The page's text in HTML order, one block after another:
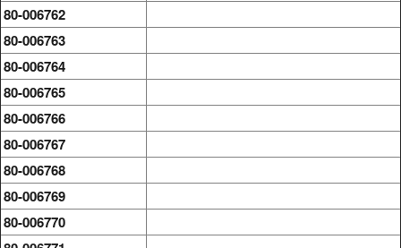
80-006762
80-006763
80-006764
80-006765
80-006766
80-006767
80-006768
80-006769
80-006770